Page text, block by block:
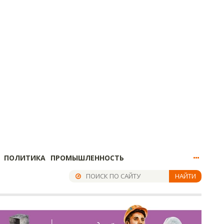
ПОЛИТИКА ПРОМЫШЛЕННОСТЬ
НАЙТИ